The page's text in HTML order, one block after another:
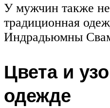
У мужчин также не
традиционная
Индрадьюмны
Цвета и
одежде